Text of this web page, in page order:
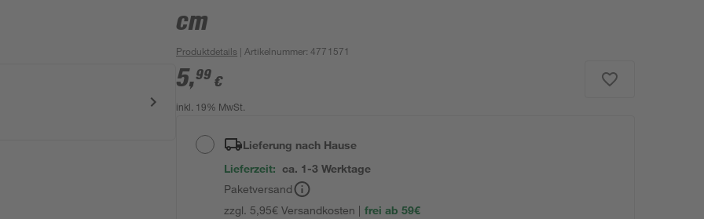
cm
Produktdetails | Artikelnummer:4771571
5,99 €
inkl. 19% MwSt.
Lieferung nach Hause
Lieferzeit: ca. 1-3 Werktage
Paketversand
zzgl. 5,95€ Versandkosten | frei ab 59€